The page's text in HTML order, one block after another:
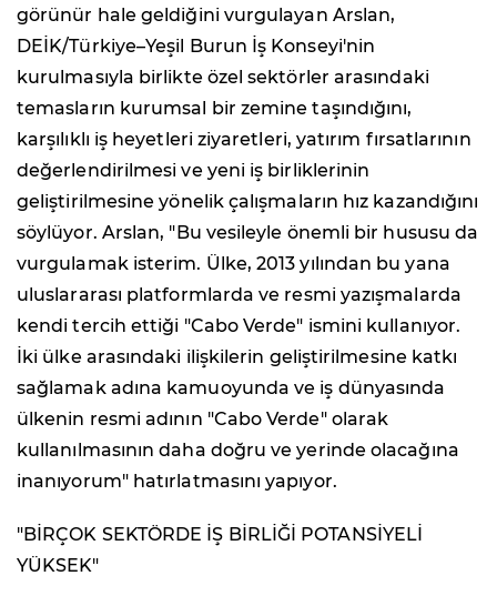
görünür hale geldiğini vurgulayan Arslan,
DEİK/Türkiye–Yeşil Burun İş Konseyi'nin
kurulmasıyla birlikte özel sektörler arasındaki
temasların kurumsal bir zemine taşındığını,
karşılıklı iş heyetleri ziyaretleri, yatırım fırsatlarının
değerlendirilmesi ve yeni iş birliklerinin
geliştirilmesine yönelik çalışmaların hız kazandığını
söylüyor. Arslan, "Bu vesileyle önemli bir hususu da
vurgulamak isterim. Ülke, 2013 yılından bu yana
uluslararası platformlarda ve resmi yazışmalarda
kendi tercih ettiği "Cabo Verde" ismini kullanıyor.
İki ülke arasındaki ilişkilerin geliştirilmesine katkı
sağlamak adına kamuoyunda ve iş dünyasında
ülkenin resmi adının "Cabo Verde" olarak
kullanılmasının daha doğru ve yerinde olacağına
inanıyorum" hatırlatmasını yapıyor.
"BİRÇOK SEKTÖRDE İŞ BİRLİĞİ POTANSİYELİ
YÜKSEK"